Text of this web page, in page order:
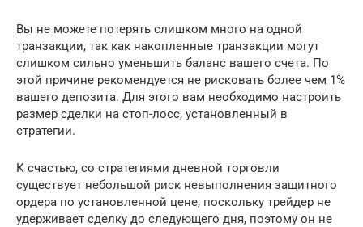
Вы не можете потерять слишком много на одной
транзакции, так как накопленные транзакции могут
слишком сильно уменьшить баланс вашего счета. По
этой причине рекомендуется не рисковать более чем 1%
вашего депозита. Для этого вам необходимо настроить
размер сделки на стоп-лосс, установленный в
стратегии.
К счастью, со стратегиями дневной торговли
существует небольшой риск невыполнения защитного
ордера по установленной цене, поскольку трейдер не
удерживает сделку до следующего дня, поэтому он не